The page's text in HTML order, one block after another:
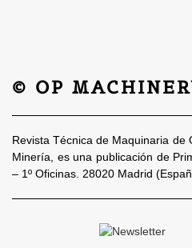
© OP
Revista Técnica de Maquinaria de
Minería, es una publicación de
– 1º Oficinas. 28020 Madrid